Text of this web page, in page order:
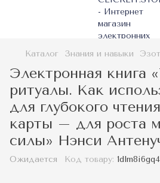
Каталог Знания и навыки
Электронная книга
ритуалы. Как
для глубокого
карты – для роста
силы» Нэнси
Ожидается Код товару: 1dlm8i6gq4